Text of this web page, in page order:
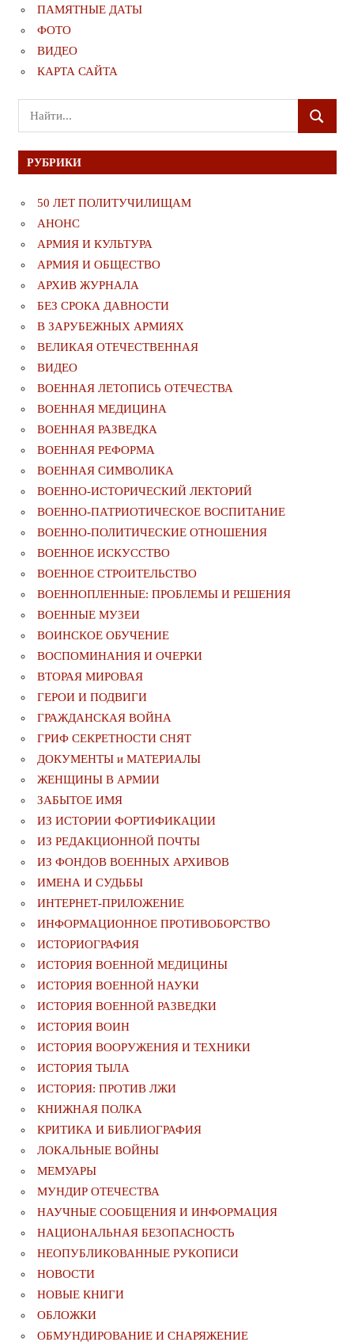
ПАМЯТНЫЕ ДАТЫ
ФОТО
ВИДЕО
КАРТА САЙТА
Поиск
для:
ПОИСК
РУБРИКИ
50 ЛЕТ ПОЛИТУЧИЛИЩАМ
АНОНС
АРМИЯ И КУЛЬТУРА
АРМИЯ И ОБЩЕСТВО
АРХИВ ЖУРНАЛА
БЕЗ СРОКА ДАВНОСТИ
В ЗАРУБЕЖНЫХ АРМИЯХ
ВЕЛИКАЯ ОТЕЧЕСТВЕННАЯ
ВИДЕО
ВОЕННАЯ ЛЕТОПИСЬ ОТЕЧЕСТВА
ВОЕННАЯ МЕДИЦИНА
ВОЕННАЯ РАЗВЕДКА
ВОЕННАЯ РЕФОРМА
ВОЕННАЯ СИМВОЛИКА
ВОЕННО-ИСТОРИЧЕСКИЙ ЛЕКТОРИЙ
ВОЕННО-ПАТРИОТИЧЕСКОЕ ВОСПИТАНИЕ
ВОЕННО-ПОЛИТИЧЕСКИE ОТНОШЕНИЯ
ВОЕННОЕ ИСКУССТВО
ВОЕННОЕ СТРОИТЕЛЬСТВО
ВОЕННОПЛЕННЫЕ: ПРОБЛЕМЫ И РЕШЕНИЯ
ВОЕННЫЕ МУЗЕИ
ВОИНСКОЕ ОБУЧЕНИЕ
ВОСПОМИНАНИЯ И ОЧЕРКИ
ВТОРАЯ МИРОВАЯ
ГЕРОИ И ПОДВИГИ
ГРАЖДАНСКАЯ ВОЙНА
ГРИФ СЕКРЕТНОСТИ СНЯТ
ДОКУМЕНТЫ и МАТЕРИАЛЫ
ЖЕНЩИНЫ В АРМИИ
ЗАБЫТОЕ ИМЯ
ИЗ ИСТОРИИ ФОРТИФИКАЦИИ
ИЗ РЕДАКЦИОННОЙ ПОЧТЫ
ИЗ ФОНДОВ ВОЕННЫХ АРХИВОВ
ИМЕНА И СУДЬБЫ
ИНТЕРНЕТ-ПРИЛОЖЕНИЕ
ИНФОРМАЦИОННОЕ ПРОТИВОБОРСТВО
ИСТОРИОГРАФИЯ
ИСТОРИЯ ВОЕННОЙ МЕДИЦИНЫ
ИСТОРИЯ ВОЕННОЙ НАУКИ
ИСТОРИЯ ВОЕННОЙ РАЗВЕДКИ
ИСТОРИЯ ВОИН
ИСТОРИЯ ВООРУЖЕНИЯ И ТЕХНИКИ
ИСТОРИЯ ТЫЛА
ИСТОРИЯ: ПРОТИВ ЛЖИ
КНИЖНАЯ ПОЛКА
КРИТИКА И БИБЛИОГРАФИЯ
ЛОКАЛЬНЫЕ ВОЙНЫ
МЕМУАРЫ
МУНДИР ОТЕЧЕСТВА
НАУЧНЫЕ СООБЩЕНИЯ И ИНФОРМАЦИЯ
НАЦИОНАЛЬНАЯ БЕЗОПАСНОСТЬ
НЕОПУБЛИКОВАННЫЕ РУКОПИСИ
НОВОСТИ
НОВЫЕ КНИГИ
ОБЛОЖКИ
ОБМУНДИРОВАНИЕ И СНАРЯЖЕНИЕ